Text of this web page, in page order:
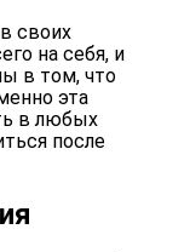
своих
на себя, и
в том, что
эта
в любых
после